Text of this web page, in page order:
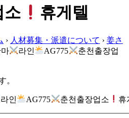
소
휴게텔
› 人材募集・派遣について › 姜さ
라인 AG775
춘천출장업
。
라인 AG775 춘천출장업소
휴